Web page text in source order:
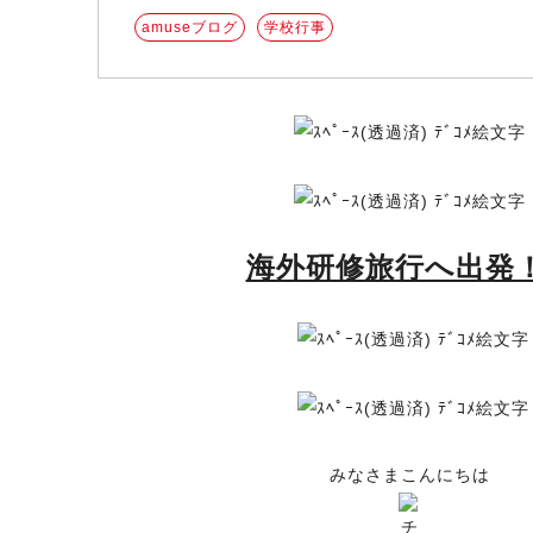
amuseブログ 学校行事
海外研修旅行へ出発
みなさまこんにちは